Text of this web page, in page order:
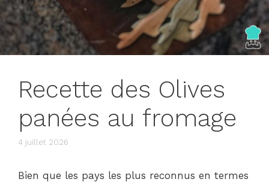
Recette des Olives
panées au fromage
4 juillet 2026
Bien que les pays les plus reconnus en termes